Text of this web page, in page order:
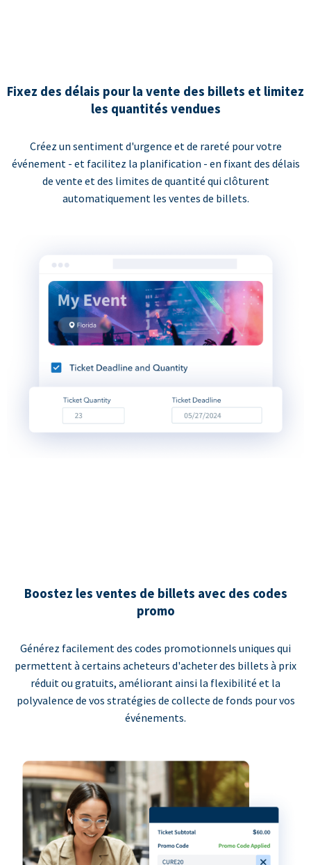
Fixez des délais pour la vente des billets et limitez
les quantités vendues
Créez un sentiment d'urgence et de rareté pour votre
événement - et facilitez la planification - en fixant des délais
de vente et des limites de quantité qui clôturent
automatiquement les ventes de billets.
Boostez les ventes de billets avec des codes
promo
Générez facilement des codes promotionnels uniques qui
permettent à certains acheteurs d'acheter des billets à prix
réduit ou gratuits, améliorant ainsi la flexibilité et la
polyvalence de vos stratégies de collecte de fonds pour vos
événements.